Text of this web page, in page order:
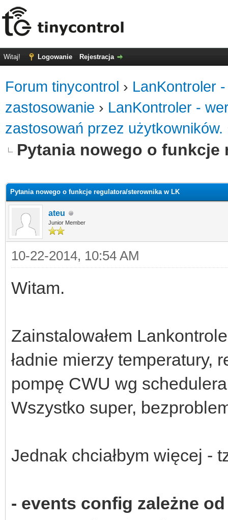
Witaj! Logowanie Rejestracja
Forum tinycontrol › LanKontroler
zastosowanie › LanKontroler -
zastosowań przez użytkowników.
Pytania nowego o
Pytania nowego o funkcje regulatora/sterownika w LK
ateu
Junior Member
10-22-2014, 10:54 AM
Witam.
Zainstalowałem
ładnie mierzy temperatury,
pompę CWU wg
Wszystko super,
Jednak chciałbym więcej -
- events config zależne